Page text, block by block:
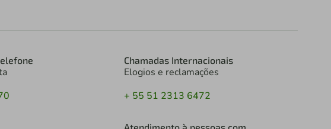
Chamadas Internacionais
Elogios e reclamações
+ 55 51 2313 6472